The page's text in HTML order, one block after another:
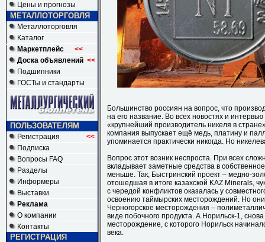
Цены и прогнозы
МЕТАЛЛОТОРГОВЛЯ
Металлоторговля
Каталог
Маркетплейс
<<
Доска объявлений <<
Подшипники
ГОСТы и стандарты
ПОЛЬЗОВАТЕЛЯМ
Регистрация <<
Подписка
Вопросы FAQ
Разделы
Информеры
Выставки
Реклама
О компании
Контакты
РЕГИСТРАЦИЯ
Большинство россиян на вопрос, что
на его название. Во всех новостях и
«крупнейший производитель никеля в
компания выпускает ещё медь, платину и
упоминается практически никогда. Но
Вопрос этот возник неспроста. При всех
вкладывает заметные средства в
меньше. Так, Быстринский проект – медно-
отошедшая в итоге казахской KAZ Minerals,
с чередой конфликтов оказалась у
освоению таймырских месторождений. Но
Черногорское месторождения –
виде побочного продукта. А Норильск-1,
месторождение, с которого Норильск
века.